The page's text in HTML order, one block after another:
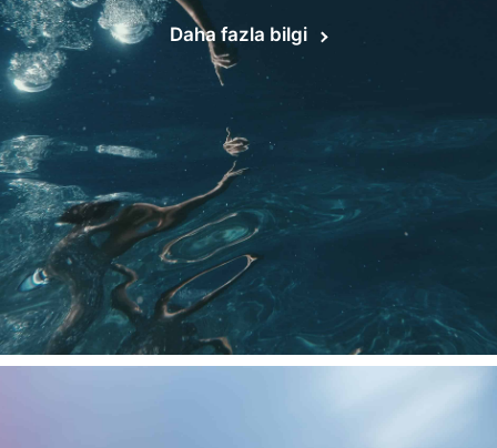
Daha fazla bilgi